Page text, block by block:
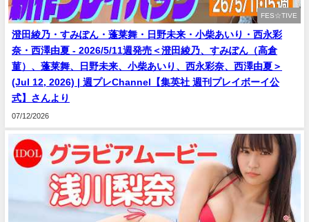
FES☆TIVE
澄田綾乃・すみぽん・蓬莱舞・日野未来・小柴あいり・西永彩
奈・西澤由夏 - 2026/5/11週発売＜澄田綾乃、すみぽん（高倉
菫）、蓬莱舞、日野未来、小柴あいり、西永彩奈、西澤由夏＞
(Jul 12, 2026) | 週プレChannel【集英社 週刊プレイボーイ公
式】さんより
07/12/2026